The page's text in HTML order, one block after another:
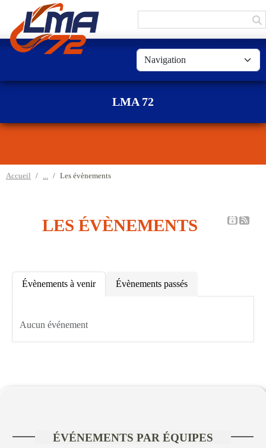
LMA 72
Accueil Les évènements
LES ÉVÈNEMENTS
Évènements à venir Évènements passés
Aucun événement
ÉVÉNEMENTS PAR ÉQUIPES
Panneau de gestion des cookies